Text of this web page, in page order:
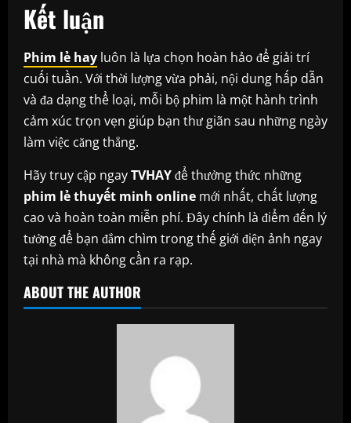
Kết luận
Phim lẻ hay luôn là lựa chọn hoàn hảo để giải trí
cuối tuần. Với thời lượng vừa phải, nội dung hấp dẫn
và đa dạng thể loại, mỗi bộ phim là một hành trình
cảm xúc trọn vẹn giúp bạn thư giãn sau những ngày
làm việc căng thẳng.
Hãy truy cập ngayTVHAYđể thưởng thức những
phim lẻ thuyết minh online mới nhất, chất lượng
cao và hoàn toàn miễn phí. Đây chính là điểm đến lý
tưởng để bạn đắm chìm trong thế giới điện ảnh ngay
tại nhà mà không cần ra rạp.
ABOUT THE AUTHOR